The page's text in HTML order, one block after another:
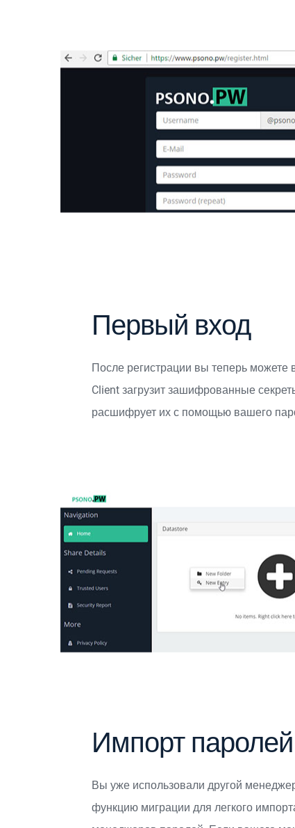
Первый вход
После регистрации вы теперь можете
Client загрузит зашифрованные
расшифрует их с помощью вашего
Импорт паролей
Вы уже использовали другой
функцию миграции для легкого